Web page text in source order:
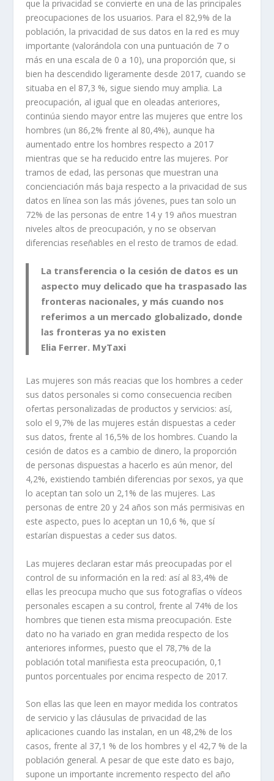
que la privacidad se convierte en una de las principales
preocupaciones de los usuarios. Para el 82,9% de la
población, la privacidad de sus datos en la red es muy
importante (valorándola con una puntuación de 7 o
más en una escala de 0 a 10), una proporción que, si
bien ha descendido ligeramente desde 2017, cuando se
situaba en el 87,3 %, sigue siendo muy amplia. La
preocupación, al igual que en oleadas anteriores,
continúa siendo mayor entre las mujeres que entre los
hombres (un 86,2% frente al 80,4%), aunque ha
aumentado entre los hombres respecto a 2017
mientras que se ha reducido entre las mujeres. Por
tramos de edad, las personas que muestran una
concienciación más baja respecto a la privacidad de sus
datos en línea son las más jóvenes, pues tan solo un
72% de las personas de entre 14 y 19 años muestran
niveles altos de preocupación, y no se observan
diferencias reseñables en el resto de tramos de edad.
La transferencia o la cesión de datos es un
aspecto muy delicado que ha traspasado las
fronteras nacionales, y más cuando nos
referimos a un mercado globalizado, donde
las fronteras ya no existen
Elia Ferrer. MyTaxi
Las mujeres son más reacias que los hombres a ceder
sus datos personales si como consecuencia reciben
ofertas personalizadas de productos y servicios: así,
solo el 9,7% de las mujeres están dispuestas a ceder
sus datos, frente al 16,5% de los hombres. Cuando la
cesión de datos es a cambio de dinero, la proporción
de personas dispuestas a hacerlo es aún menor, del
4,2%, existiendo también diferencias por sexos, ya que
lo aceptan tan solo un 2,1% de las mujeres. Las
personas de entre 20 y 24 años son más permisivas en
este aspecto, pues lo aceptan un 10,6 %, que sí
estarían dispuestas a ceder sus datos.
Las mujeres declaran estar más preocupadas por el
control de su información en la red: así al 83,4% de
ellas les preocupa mucho que sus fotografías o vídeos
personales escapen a su control, frente al 74% de los
hombres que tienen esta misma preocupación. Este
dato no ha variado en gran medida respecto de los
anteriores informes, puesto que el 78,7% de la
población total manifiesta esta preocupación, 0,1
puntos porcentuales por encima respecto de 2017.
Son ellas las que leen en mayor medida los contratos
de servicio y las cláusulas de privacidad de las
aplicaciones cuando las instalan, en un 48,2% de los
casos, frente al 37,1 % de los hombres y el 42,7 % de la
población general. A pesar de que este dato es bajo,
supone un importante incremento respecto del año